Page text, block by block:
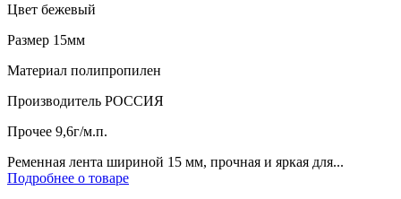
Цвет бежевый
Размер 15мм
Материал полипропилен
Производитель РОССИЯ
Прочее 9,6г/м.п.
Ременная лента шириной 15 мм, прочная и яркая для...
Подробнее о товаре